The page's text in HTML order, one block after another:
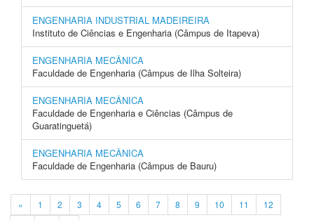
ENGENHARIA INDUSTRIAL MADEIREIRA
Instituto de Ciências e Engenharia (Câmpus de Itapeva)
ENGENHARIA MECÂNICA
Faculdade de Engenharia (Câmpus de Ilha Solteira)
ENGENHARIA MECÂNICA
Faculdade de Engenharia e Ciências (Câmpus de
Guaratinguetá)
ENGENHARIA MECÂNICA
Faculdade de Engenharia (Câmpus de Bauru)
« 1 2 3 4 5 6 7 8 9 10 11
12